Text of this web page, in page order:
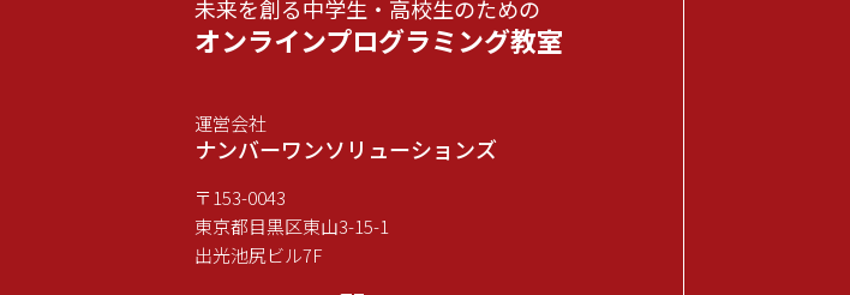
未来を創る中学生・高校生のための
オンラインプログラミング教室
運営会社
ナンバーワンソリューションズ
〒153-0043
東京都目黒区東山3-15-1
出光池尻ビル7F